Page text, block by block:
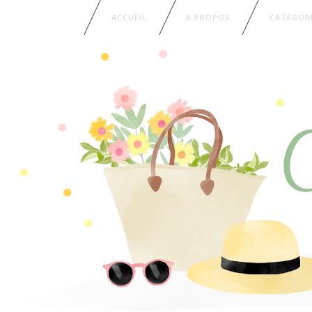
ACCUEIL A PROPOS